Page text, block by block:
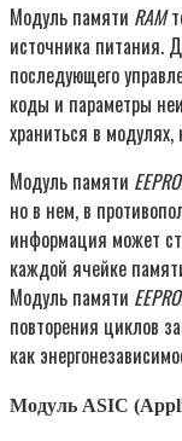
Модуль памяти RAM
источника питания.
последующего
коды и параметры
храниться в
Модуль памяти
но в нем, в
информация может
каждой ячейке
Модуль памяти
повторения циклов
как
Модуль ASIC